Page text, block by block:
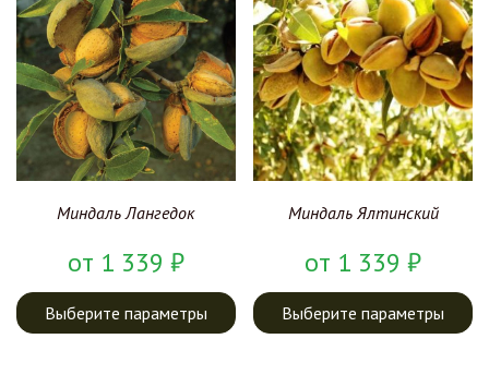
Миндаль Лангедок
от 1 339 ₽
Выберите параметры
Миндаль Ялтинский
от 1 339₽
Выберите параметры